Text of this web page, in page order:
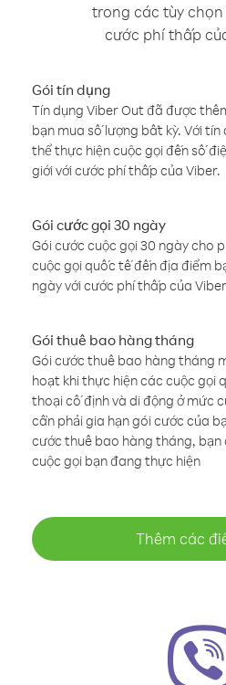
trong các tùy
cước phí thấp
Gói tín dụng
Tín dụng Viber Out đã được
bạn mua số lượng bất kỳ. Với
thể thực hiện cuộc gọi đến số
giới với cước phí thấp của Viber.
Gói cước gọi 30 ngày
Gói cước cuộc gọi 30 ngày cho
cuộc gọi quốc tế đến địa điểm
ngày với cước phí thấp của
Gói thuê bao hàng tháng
Gói cước thuê bao hàng tháng
hoạt khi thực hiện các cuộc gọi
thoại cố định và di động ở mức
cần phải gia hạn gói cước của
cước thuê bao hàng tháng,
cuộc gọi bạn đang thực hiện
Thêm các